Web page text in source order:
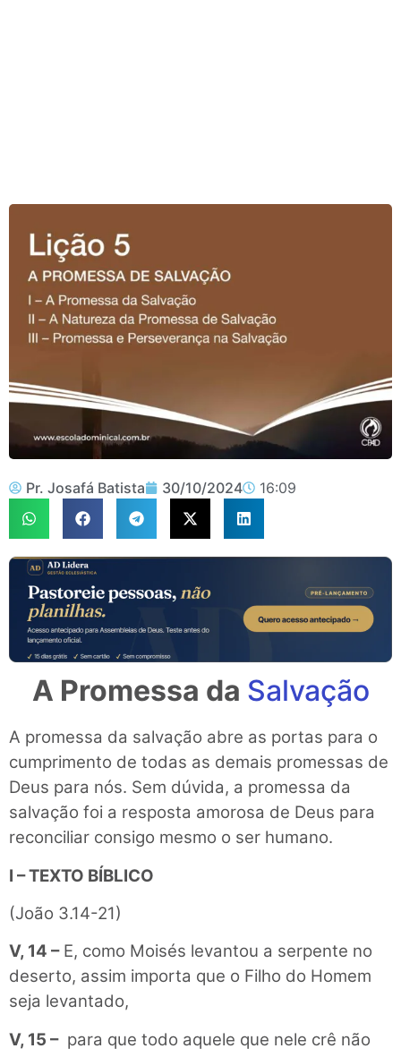
Pr. Josafá Batista 30/10/2024 16:09
A Promessa da Salvação
A promessa da salvação abre as portas para o
cumprimento de todas as demais promessas de
Deus para nós. Sem dúvida, a promessa da
salvação foi a resposta amorosa de Deus para
reconciliar consigo mesmo o ser humano.
I – TEXTO BÍBLICO
(João 3.14-21)
V, 14 –E, como Moisés levantou a serpente no
deserto, assim importa que o Filho do Homem
seja levantado,
V, 15 –para que todo aquele que nele crê não